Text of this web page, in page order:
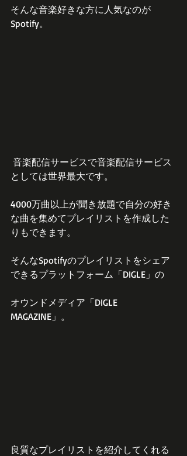
そんな音楽好きな方に人気なのが
Spotify。
としては世界最大です。
4000万曲以上が聞き放題で自分の好き
な曲を集めてプレイリストを作成した
りもできます。
そんなSpotifyのプレイリストをシェア
できるプラットフォーム「DIGLE」の
オウンドメディア「DIGLE
MAGAZINE」。
良質なプレイリストを紹介してくれる